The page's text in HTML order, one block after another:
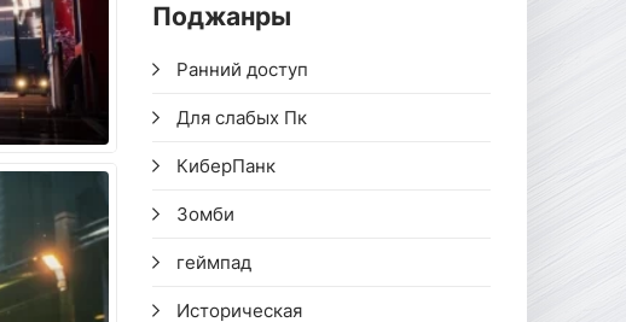
Поджанры
Ранний доступ
Для слабых Пк
КиберПанк
Зомби
геймпад
Историческая